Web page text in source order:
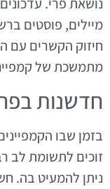
מיילים, פוסטים
חיזוק הקשרים עם
מתמשכת של
חדשנות
בזמן שבו
זוכים לתשומת
ניתן להמעיט בה.